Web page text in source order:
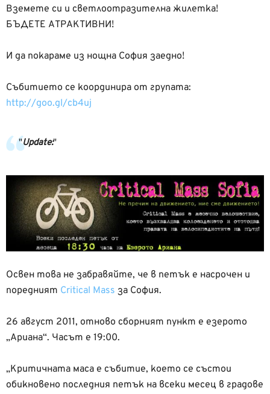
Вземете си и светлоотразителна жилетка!
БЪДЕТЕ АТРАКТИВНИ!
И да покараме из нощна София заедно!
Събитието се координира от групата:
http://goo.gl/cb4uj
Update:
Освен това не забравяйте, че в петък е насрочен и
поредният Сritiсal Mass за София.
26 август 2011, отново сборният пункт е езерото
„Ариана“. Часът е 19:00.
„Критичната маса е събитие, което се състои
обикновено последния петък на всеки месец в градове